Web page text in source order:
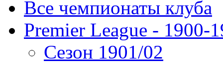
Все чемпионаты клуба
Premier League - 1900-
Сезон 1901/02